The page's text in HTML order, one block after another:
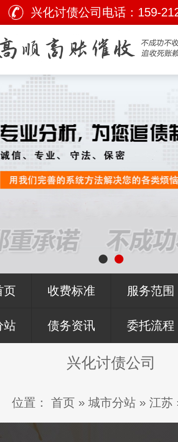
兴化讨债公司电话： 159-
页 收费标准 服务范围
站 债务资讯 委托流程
兴化讨债公司
位置： 首页 » 城市分站 » 江苏